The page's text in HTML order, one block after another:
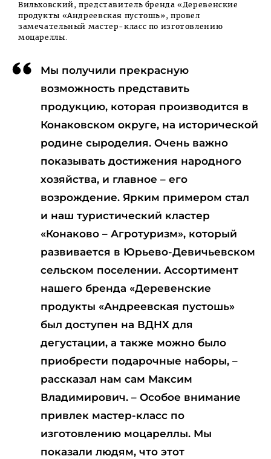
Вильховский, представитель бренда «Деревенские
продукты «Андреевская пустошь», провел
замечательный мастер-класс по изготовлению
моцареллы.
Мы получили прекрасную
возможность представить
продукцию, которая производится в
Конаковском округе, на исторической
родине сыроделия. Очень важно
показывать достижения народного
хозяйства, и главное – его
возрождение. Ярким примером стал
и наш туристический кластер
«Конаково – Агротуризм», который
развивается в Юрьево-Девичьевском
сельском поселении. Ассортимент
нашего бренда «Деревенские
продукты «Андреевская пустошь»
был доступен на ВДНХ для
дегустации, а также можно было
приобрести подарочные наборы, –
рассказал нам сам Максим
Владимирович. – Особое внимание
привлек мастер-класс по
изготовлению моцареллы. Мы
показали людям, что этот